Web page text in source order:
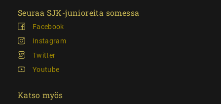
Seuraa SJK-junioreita somessa
Facebook
Instagram
Twitter
Youtube
Katso myös